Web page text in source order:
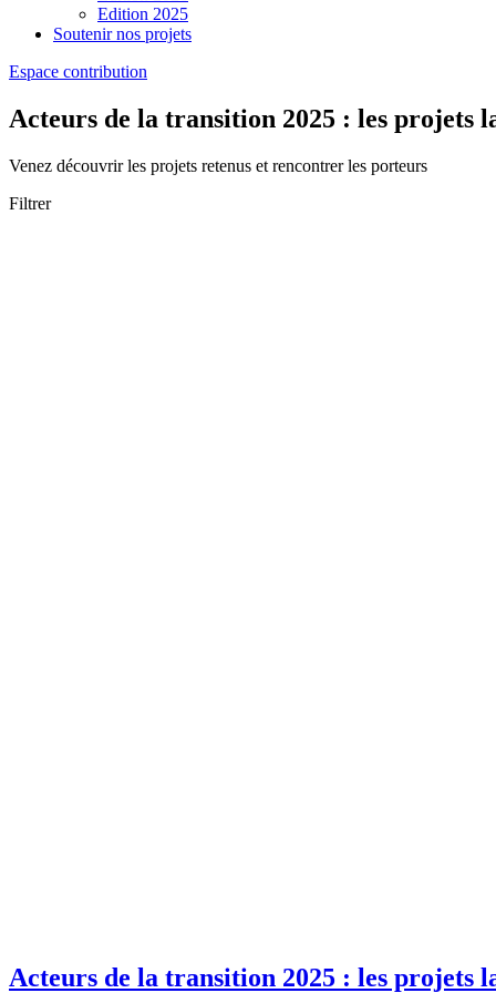
Edition 2025
Soutenir nos projets
Espace contribution
Acteurs de la transition 2025 : les projets
Venez découvrir les projets retenus et rencontrer les porteurs
Filtrer
Acteurs de la transition 2025 : les projets